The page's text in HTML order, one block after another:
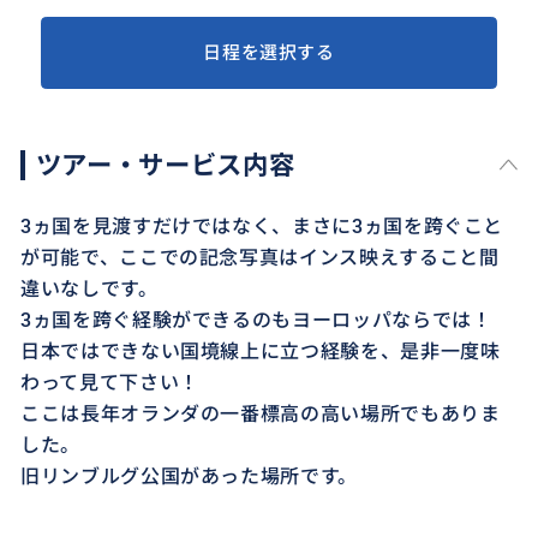
日程を選択する
ツアー・サービス内容
3ヵ国を見渡すだけではなく、まさに3ヵ国を跨ぐこと
が可能で、ここでの記念写真はインス映えすること間
違いなしです。
3ヵ国を跨ぐ経験ができるのもヨーロッパならでは！
日本ではできない国境線上に立つ経験を、是非一度味
わって見て下さい！
ここは長年オランダの一番標高の高い場所でもありま
した。
旧リンブルグ公国があった場所です。